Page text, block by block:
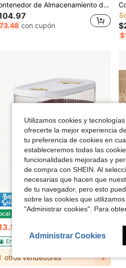
Contenedor de Almacenamiento de Alimentos Hermético ProKeeper International con Disco de Terracota para Frescura, Apilable, Apto para Lavavajillas, Ideal para Galletas, Productos Horneados y talla grande, 5 Cuartos
con cupón
Ahorro de $26.31
-66% 1 pieza Dispensador de arroz transparente, dispensador de cereales grande con tapa y escala de tiempo, cilindro de medición a prueba de humedad y hermético, cubo dispensador de alimentos para arroz, maíz, granos de café, granos, soja y avena
Envío Rápido
otros vendedores
4
Utilizamos cookies y
ofrecerte la mejor experiencia
tu preferencia de cookies en
estableceremos todas las
funcionalidades mejoradas y
de compra con SHEIN. Al
necesarias que hacen que
de tu navegador, pero esto
sobre las cookies que
"Administrar cookies". Para
Administrar Cookies